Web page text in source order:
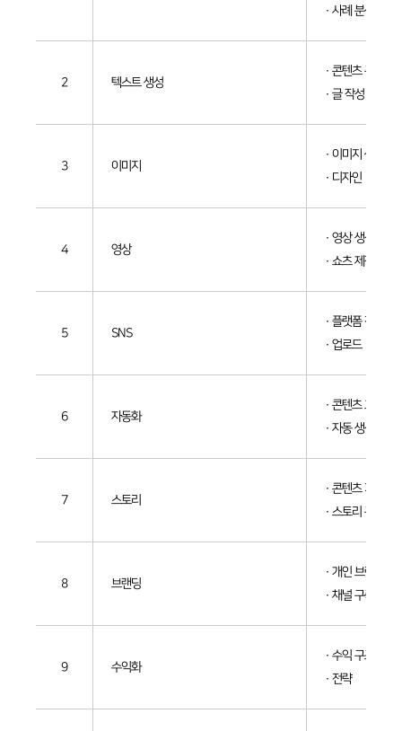
· 사례 분석
2 텍스트 생성
· 콘텐츠 구조
· 글 작성
3 이미지
· 이미지 생성
· 디자인
4 영상
· 영상 생성
· 쇼츠 제작
5 SNS
· 플랫폼 전략
· 업로드
6 자동화
· 콘텐츠 흐름
· 자동 생성
7 스토리
· 콘텐츠 기획
· 스토리 구성
8 브랜딩
· 개인 브랜드
· 채널 구축
9 수익화
· 수익 구조
· 전략